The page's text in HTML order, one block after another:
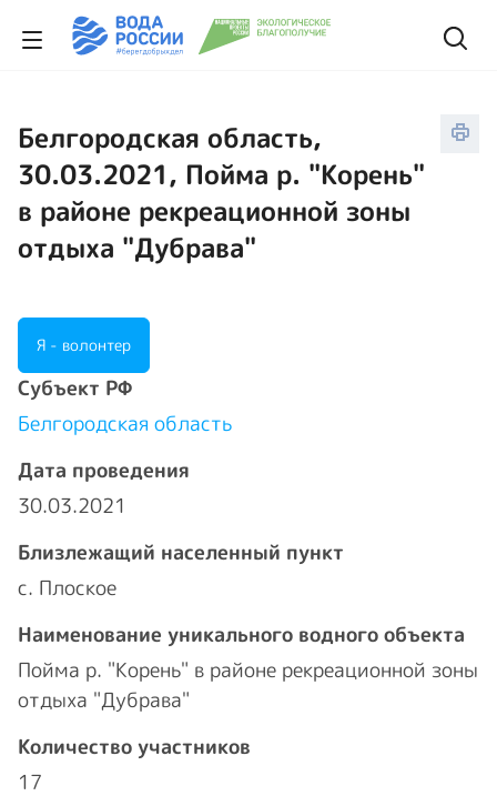
Белгородская область,
30.03.2021, Пойма р. "Корень"
в районе рекреационной зоны
отдыха "Дубрава"
Я - волонтер
Cубъект РФ
Белгородская область
Дата проведения
30.03.2021
Близлежащий населенный пункт
с. Плоское
Наименование уникального водного объекта
Пойма р. "Корень" в районе рекреационной зоны
отдыха "Дубрава"
Количество участников
17